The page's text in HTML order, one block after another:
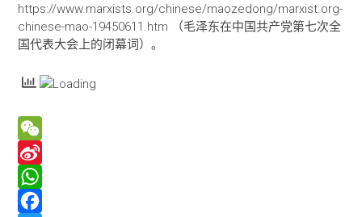
https://www.marxists.org/chinese/maozedong/marxist.org-
chinese-mao-19450611.htm （毛泽东在中国共产党第七次全
国代表大会上的闭幕词）。
W
e
C
S
W